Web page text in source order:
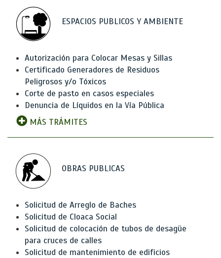
ESPACIOS PUBLICOS Y AMBIENTE
Autorización para Colocar Mesas y Sillas
Certificado Generadores de Residuos
Peligrosos y/o Tóxicos
Corte de pasto en casos especiales
Denuncia de Líquidos en la Vía Pública
MÁS TRÁMITES
OBRAS PUBLICAS
Solicitud de Arreglo de Baches
Solicitud de Cloaca Social
Solicitud de colocación de tubos de desagüe
para cruces de calles
Solicitud de mantenimiento de edificios